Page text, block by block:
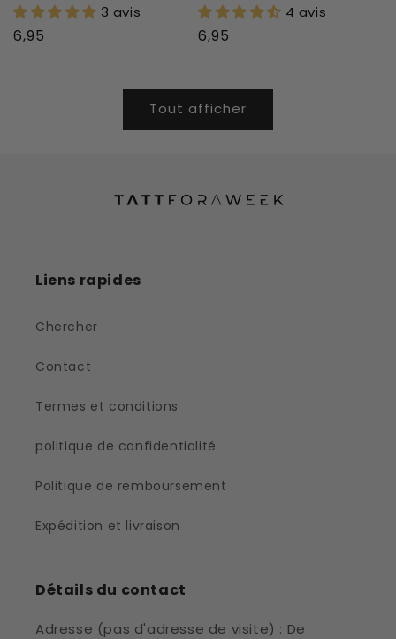
3 avis
Prix
6,95
4 avis
Prix
6,95
Tout afficher
Liens rapides
Chercher
Contact
Termes et conditions
politique de confidentialité
Politique de remboursement
Expédition et livraison
Détails du contact
Adresse (pas d'adresse de visite) : De